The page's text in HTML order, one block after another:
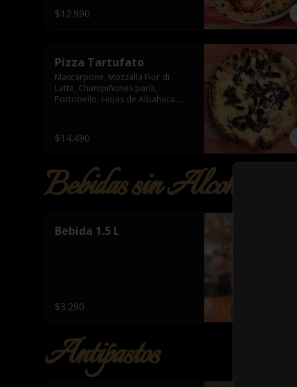
$12.990
Pizza Tartufato
Mascarpone, Mozzalla Fior di
Latte, Champiñones parís,
Portobello, Hojas de Albahaca
$14.490
Bebidas sin Alcohol
Bebida 1.5 L
$3.290
Antipastos